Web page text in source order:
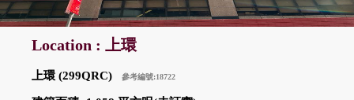
Location : 上環
上環 (299QRC) 參考編號:18722